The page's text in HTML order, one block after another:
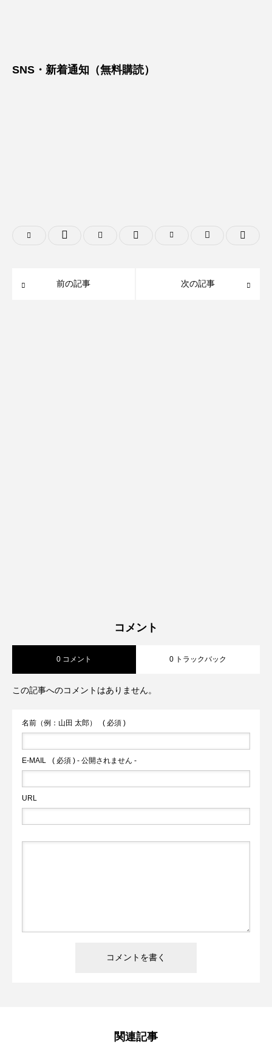
SNS・新着通知（無料購読）
前の記事 次の記事
コメント
0 コメント 0 トラックバック
この記事へのコメントはありません。
名前（例：山田 太郎） ( 必須 )
E-MAIL ( 必須 ) - 公開されません -
URL
関連記事